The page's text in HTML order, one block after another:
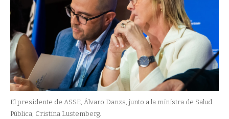
El presidente de ASSE, Álvaro Danza, junto a la ministra de Salud
Pública, Cristina Lustemberg.